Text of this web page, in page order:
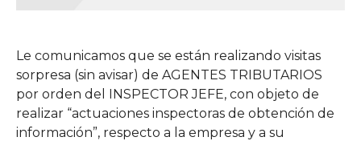
Le comunicamos que se están realizando visitas
sorpresa (sin avisar) de AGENTES TRIBUTARIOS
por orden del INSPECTOR JEFE, con objeto de
realizar “actuaciones inspectoras de obtención de
información”, respecto a la empresa y a su